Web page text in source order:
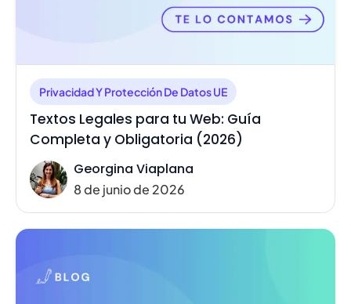
Privacidad Y Protección De Datos UE
Textos Legales para tu Web: Guía
Completa y Obligatoria (2026)
Georgina Viaplana
8 de junio de 2026